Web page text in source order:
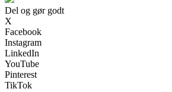
Del og gør godt
X
Facebook
Instagram
LinkedIn
YouTube
Pinterest
TikTok